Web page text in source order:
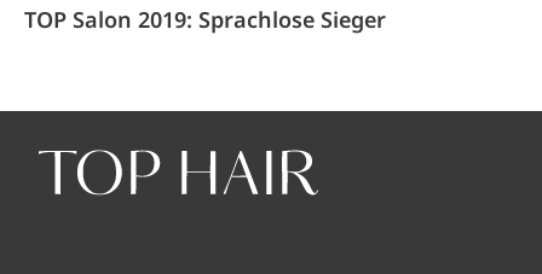
TOP Salon 2019: Sprachlose Sieger